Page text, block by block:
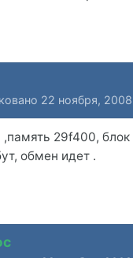
22 ноября, 2008
29f400, блок
обмен идет .